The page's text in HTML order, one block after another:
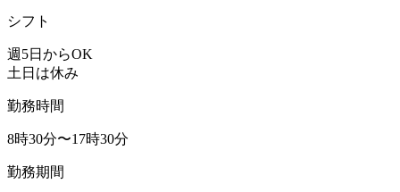
シフト
週5日からOK
土日は休み
勤務時間
8時30分〜17時30分
勤務期間